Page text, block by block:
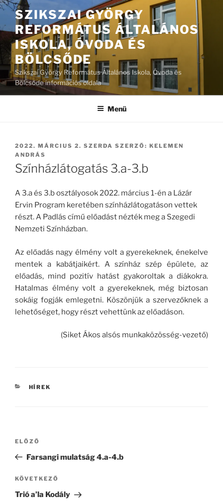
Tartalomhoz
SZIKSZAI GYÖRGY
REFORMÁTUS ÁLTALÁNOS
ISKOLA, ÓVODA ÉS
BÖLCSŐDE
Szikszai György Református Általános Iskola, Óvoda és
Bölcsőde információs oldala
Menü
BEKÜLDVE:
2022. MÁRCIUS 2. SZERDA SZERZŐ: KELEMEN
ANDRÁS
Színházlátogatás 3.a-3.b
A 3.a és 3.b osztályosok 2022. március 1-én a Lázár
Ervin Program keretében színházlátogatáson vettek
részt. A Padlás című előadást nézték meg a Szegedi
Nemzeti Színházban.
Az előadás nagy élmény volt a gyerekeknek, énekelve
mentek a kabátjaikért. A színház szép épülete, az
előadás, mind pozitív hatást gyakoroltak a diákokra.
Hatalmas élmény volt a gyerekeknek, még biztosan
sokáig fogják emlegetni. Köszönjük a szervezőknek a
lehetőséget, hogy részt vehettünk az előadáson.
(Siket Ákos alsós munkaközösség-vezető)
KATEGÓRIÁK
HÍREK
Bejegyzés
Korábbi
bejegyzés
ELŐZŐ
Farsangi mulatság 4.a-4.b
Következő
bejegyzés
KÖVETKEZŐ
Trió a’la Kodály